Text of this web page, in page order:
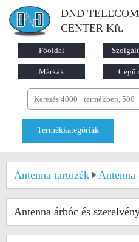
DND TELECOM
CENTER Kft.
Főoldal
Márkák
Termékkategóriák
Antenna tartozék Antenna
Antenna árbóc és